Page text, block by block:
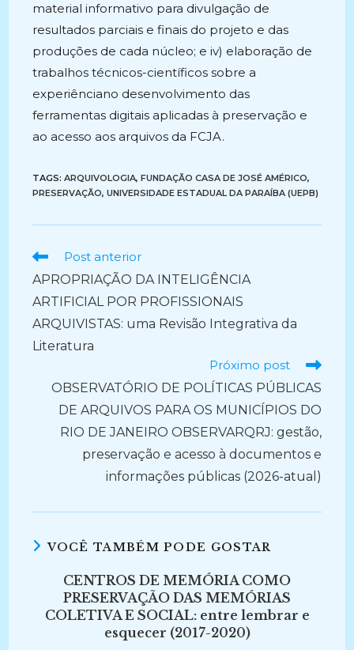
material informativo para divulgação de
resultados parciais e finais do projeto e das
produções de cada núcleo; e iv) elaboração de
trabalhos técnicos-científicos sobre a
experiênciano desenvolvimento das
ferramentas digitais aplicadas à preservação e
ao acesso aos arquivos da FCJA.
TAGS:ARQUIVOLOGIA, FUNDAÇÃO CASA DE JOSÉ AMÉRICO,
PRESERVAÇÃO, UNIVERSIDADE ESTADUAL DA PARAÍBA (UEPB)
Ler
artigos
Post anterior
APROPRIAÇÃO DA INTELIGÊNCIA
ARTIFICIAL POR PROFISSIONAIS
ARQUIVISTAS: uma Revisão Integrativa da
Literatura
Próximo post
OBSERVATÓRIO DE POLÍTICAS PÚBLICAS
DE ARQUIVOS PARA OS MUNICÍPIOS DO
RIO DE JANEIRO OBSERVARQRJ: gestão,
preservação e acesso à documentos e
informações públicas (2026-atual)
VOCÊ TAMBÉM PODE GOSTAR
CENTROS DE MEMÓRIA COMO
PRESERVAÇÃO DAS MEMÓRIAS
COLETIVA E SOCIAL: entre lembrar e
esquecer (2017-2020)